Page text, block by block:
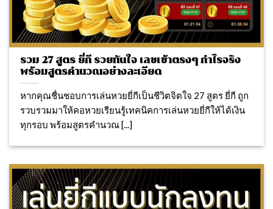
รวม 27 สูตร ยี่กี รวยทันใจ เลขเข้าตรงๆ กำไรจริง
พร้อมสูตรคำนวณอย่างละเอียด
หากคุณชื่นชอบการเล่นหวยยี่กีเป็นชีวิตจิตใจ 27 สูตร ยี่กี ถูก
รวบรวมมาให้คอหวยเรียนรู้เทคนิคการเล่นหวยยี่กีให้ได้เงิน
ทุกรอบ พร้อมสูตรคำนวณ [...]